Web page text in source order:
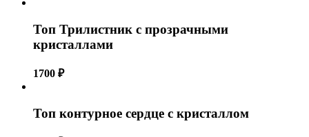
Топ Трилистник с прозрачными
кристаллами
1700 ₽
Топ контурное сердце с кристаллом